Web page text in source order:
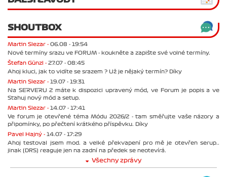
SHOUTBOX
Martin Slezar - 06.08 - 19:54
Nové termíny srazu ve FORUM - koukněte a zapište své volné termíny.
Štefan Günzl - 27.07 - 08:45
Ahoj kluci, jak to vidíte se srazem ? Už je nějaký termín? Díky
Martin Slezar - 19.07 - 19:31
Na SERVERU 2 máte k dispozici upravený mód, ve Forum je popis a ve
Stahuj nový mód a setup.
Martin Slezar - 14.07 - 17:41
Ve forum je otevřené téma Módu 2026/2 - tam směřujte vaše názory a
připomínky, po přečtení krátkého příspěvku. Díky
Pavel Hajný - 14.07 - 17:29
Ahoj testoval jsem mod. a velké překvapení pro mě je otevřen serup..
jinak (DRS) reaguje jen na zadní na předek se neotevírá.
Všechny zprávy